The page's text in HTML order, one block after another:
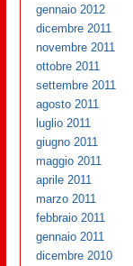
gennaio 2012
dicembre 2011
novembre 2011
ottobre 2011
settembre 2011
agosto 2011
luglio 2011
giugno 2011
maggio 2011
aprile 2011
marzo 2011
febbraio 2011
gennaio 2011
dicembre 2010